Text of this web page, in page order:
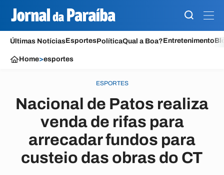
Últimas NotíciasEsportesPolíticaQual a Boa?Entretenimento
Home>esportes
ESPORTES
Nacional de Patos realiza
venda de rifas para
arrecadar fundos para
custeio das obras do CT